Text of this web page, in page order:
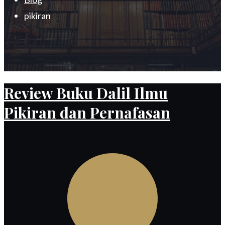
pikiran
Review Buku Dalil Ilmu
Pikiran dan Pernafasan